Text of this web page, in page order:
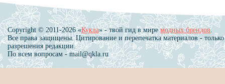
Copyright © 2011-2026 «Кукла» - твой гид в миремодных брендов.
Все права защищены. Цитирование и перепечатка материалов - только
разрешения редакции.
По всем вопросам - mail@qkla.ru